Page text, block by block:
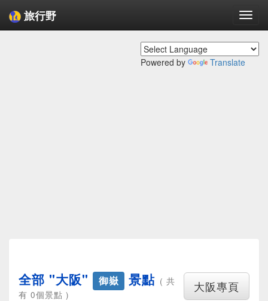
旅行野
Powered by Translate
大阪專頁
全部 "大阪" 御嶽 景點 ( 共
有 0個景點 )